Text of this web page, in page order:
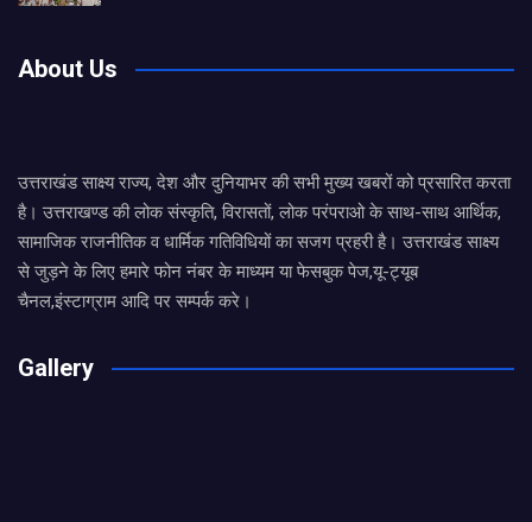
About Us
उत्तराखंड साक्ष्य राज्य, देश और दुनियाभर की सभी मुख्य खबरों को प्रसारित करता
है। उत्तराखण्ड की लोक संस्कृति, विरासतों, लोक परंपराओ के साथ-साथ आर्थिक,
सामाजिक राजनीतिक व धार्मिक गतिविधियों का सजग प्रहरी है। उत्तराखंड साक्ष्य
से जुड़ने के लिए हमारे फोन नंबर के माध्यम या फेसबुक पेज,यू-ट्यूब
चैनल,इंस्टाग्राम आदि पर सम्पर्क करे।
Gallery